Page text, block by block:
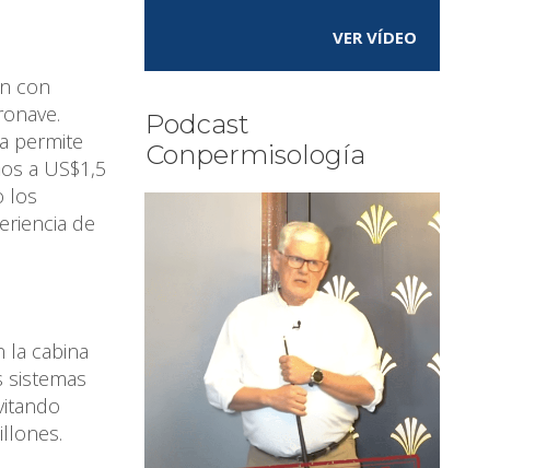
con
permite
a US$1,5
los
de
la cabina
VER VÍDEO
Podcast
Conpermisología